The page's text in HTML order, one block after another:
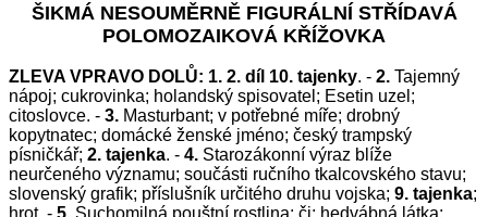
ŠIKMÁ NESOUMĚRNĚ FIGURÁLNÍ STŘÍDAVÁ
POLOMOZAIKOVÁ KŘÍŽOVKA
ZLEVA VPRAVO DOLŮ: 1. 2. díl 10. tajenky. - 2. Tajemný
nápoj; cukrovinka; holandský spisovatel; Esetin uzel;
citoslovce. - 3. Masturbant; v potřebné míře; drobný
kopytnatec; domácké ženské jméno; český trampský
písničkář; 2. tajenka. - 4. Starozákonní výraz blíže
neurčeného významu; součásti ručního tkalcovského stavu;
slovenský grafik; příslušník určitého druhu vojska; 9. tajenka;
hrot. - 5. Suchomilná pouštní rostlina; či; hedvábná látka;